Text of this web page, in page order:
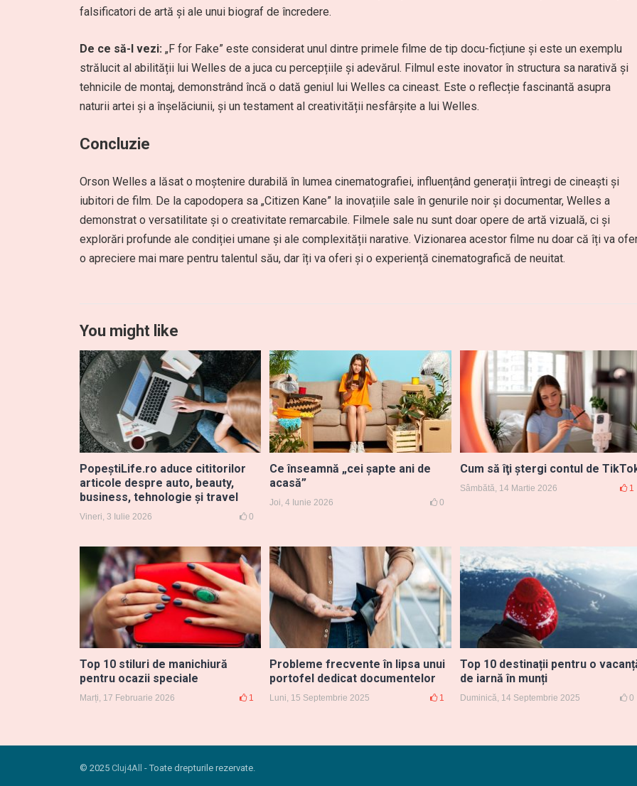
falsificatori de artă și ale unui biograf de încredere.
De ce să-l vezi: „F for Fake” este considerat unul dintre primele filme de tip docu-ficțiune și este un exemplu
strălucit al abilității lui Welles de a juca cu percepțiile și adevărul. Filmul este inovator în structura sa narativă și
tehnicile de montaj, demonstrând încă o dată geniul lui Welles ca cineast. Este o reflecție fascinantă asupra
naturii artei și a înșelăciunii, și un testament al creativității nesfârșite a lui Welles.
Concluzie
Orson Welles a lăsat o moștenire durabilă în lumea cinematografiei, influențând generații întregi de cineaști și
iubitori de film. De la capodopera sa „Citizen Kane” la inovațiile sale în genurile noir și documentar, Welles a
demonstrat o versatilitate și o creativitate remarcabile. Filmele sale nu sunt doar opere de artă vizuală, ci și
explorări profunde ale condiției umane și ale complexității narative. Vizionarea acestor filme nu doar că îți va
o apreciere mai mare pentru talentul său, dar îți va oferi și o experiență cinematografică de neuitat.
You might like
PopeștiLife.ro aduce cititorilor
articole despre auto, beauty,
business, tehnologie și travel
Vineri, 3 Iulie 2026 0
Ce înseamnă „cei șapte ani de
acasă”
Joi, 4 Iunie 2026 0
Cum să îţi ştergi contul de
Sâmbătă, 14 Martie 2026 1
Top 10 stiluri de manichiură
pentru ocazii speciale
Marți, 17 Februarie 2026 1
Probleme frecvente în lipsa unui
portofel dedicat documentelor
Luni, 15 Septembrie 2025 1
Top 10 destinații pentru o
de iarnă în munți
Duminică, 14 Septembrie 2025 0
© 2025 Cluj4All - Toate drepturile rezervate.